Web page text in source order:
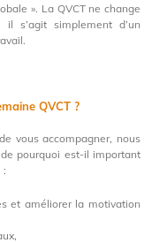
». La QVCT nechange
ils’agitsimplementd’un
QVCT ?
vous accompagner, nous
pourquoi est-il important
:
et améliorer la motivation